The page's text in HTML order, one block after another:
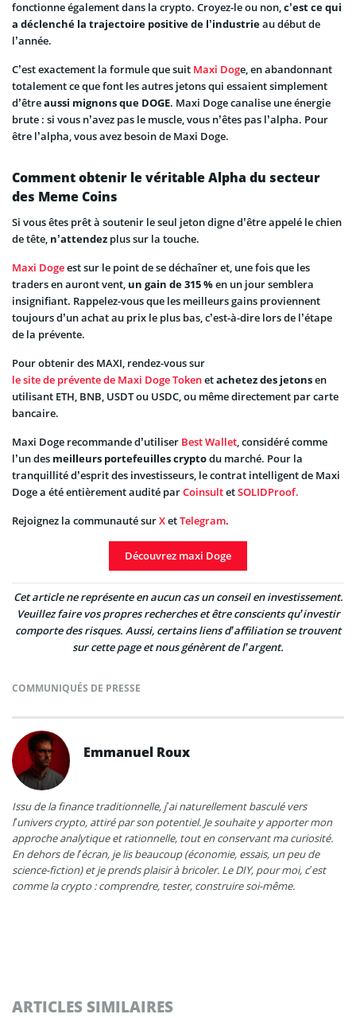
fonctionne également dans la crypto. Croyez-le ou non,c’est ce qui
a déclenché la trajectoire positive de l’industrieau début de
l’année.
C’est exactement la formule que suit Maxi Doge, en abandonnant
totalement ce que font les autres jetons qui essaient simplement
d’êtreaussi mignons que DOGE. Maxi Doge canalise une énergie
brute : si vous n’avez pas le muscle, vous n’êtes pas l’alpha. Pour
être l’alpha, vous avez besoin de Maxi Doge.
Comment obtenir le véritable Alpha du secteur
des Meme Coins
Si vous êtes prêt à soutenir le seul jeton digne d’être appelé le chien
de tête, n’attendez plus sur la touche.
Maxi Dogeest sur le point de se déchaîner et, une fois que les
traders en auront vent, un gain de 315 %en un jour semblera
insignifiant. Rappelez-vous que les meilleurs gains proviennent
toujours d’un achat au prix le plus bas, c’est-à-dire lors de l’étape
de la prévente.
Pour obtenir des MAXI, rendez-vous sur
le site de prévente de Maxi Doge Tokenetachetez des jetonsen
utilisant ETH, BNB, USDT ou USDC, ou même directement par carte
bancaire.
Maxi Doge recommande d’utiliser Best Wallet, considéré comme
l’un des meilleurs portefeuilles cryptodu marché. Pour la
tranquillité d’esprit des investisseurs, le contrat intelligent de Maxi
Doge a été entièrement audité parCoinsultetSOLIDProof.
Rejoignez la communauté surXetTelegram.
Découvrez maxi Doge
Cet article ne représente en aucun cas un conseil en investissement.
Veuillez faire vos propres recherches et être conscients qu’investir
comporte des risques. Aussi, certains liens d’affiliation se trouvent
sur cette page et nous génèrent de l’argent.
COMMUNIQUÉS DE PRESSE
Emmanuel Roux
Issu de la finance traditionnelle, j’ai naturellement basculé vers
l’univers crypto, attiré par son potentiel. Je souhaite y apporter mon
approche analytique et rationnelle, tout en conservant ma curiosité.
En dehors de l’écran, je lis beaucoup (économie, essais, un peu de
science-fiction) et je prends plaisir à bricoler. Le DIY, pour moi, c’est
comme la crypto : comprendre, tester, construire soi-même.
ARTICLES SIMILAIRES